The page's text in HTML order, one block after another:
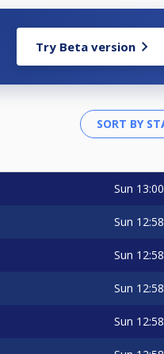
Try Beta version
Sun 13:00
Sun 12:58
Sun 12:58
Sun 12:58
Sun 12:58